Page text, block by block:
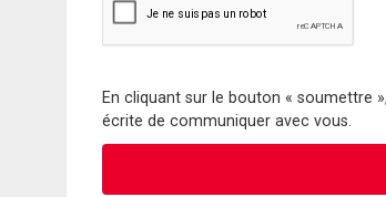
En cliquant sur le bouton « soumettre
écrite de communiquer avec vous.